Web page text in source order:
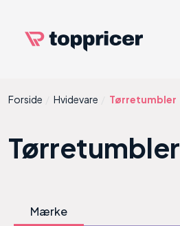
Forside Hvidevare Tørretumbler
Tørretumbler
Mærke